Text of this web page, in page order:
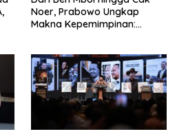
Noer, Prabowo Ungkap
Makna Kepemimpinan: